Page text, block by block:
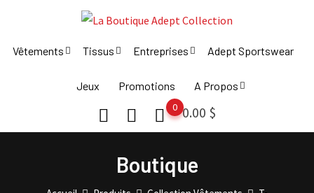
content
Vêtements Tissus Entreprises Adept Sportswear
Jeux Promotions A Propos
0.00 $
0
Boutique